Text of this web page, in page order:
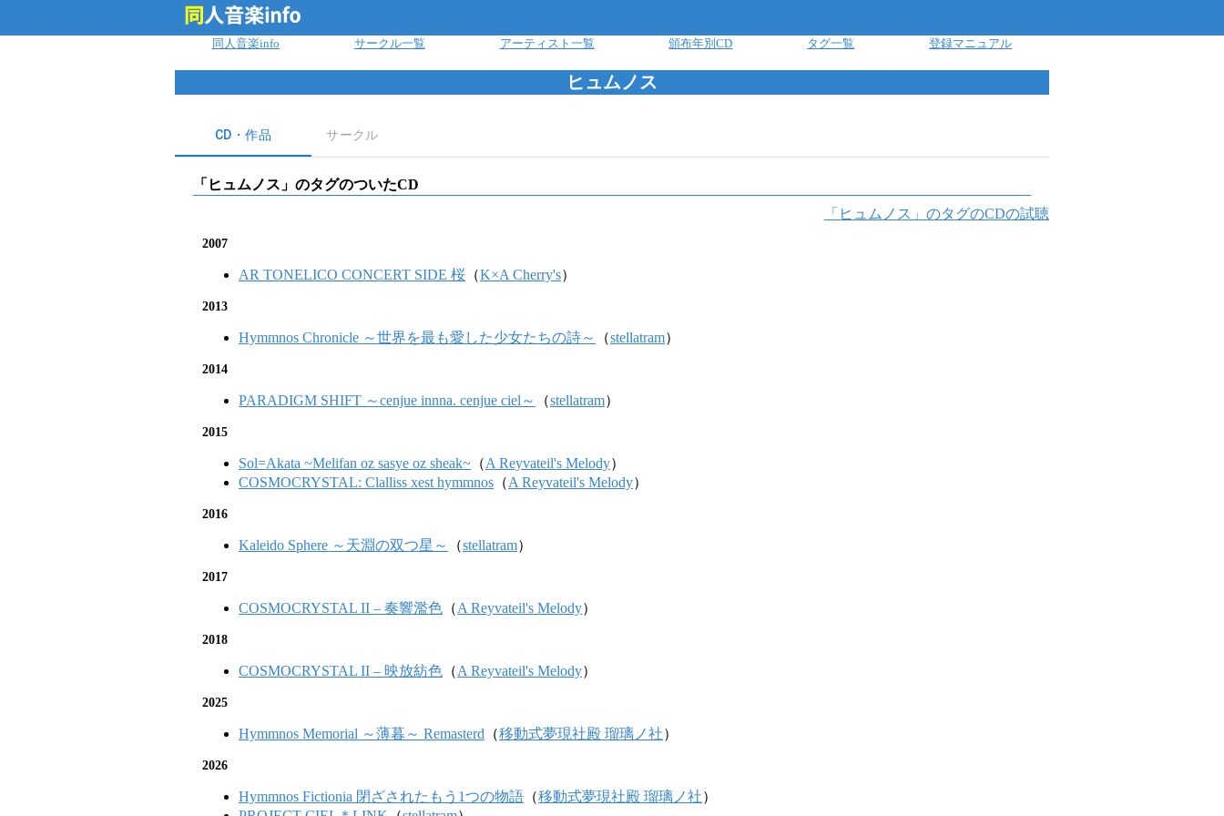
同人音楽info サークル一覧 アーティスト一覧 頒布年別CD タグ一覧 登録マニュアル
ヒュムノス
CD・作品 サークル
「 ヒュムノス 」のタグのついたCD
「 ヒュムノス 」のタグのCDの試聴
2007
AR TONELICO CONCERT SIDE 桜 （K×A Cherry's）
2013
Hymmnos Chronicle ～世界を最も愛した少女たちの詩～ （stellatram）
2014
PARADIGM SHIFT ～cenjue innna. cenjue ciel～ （stellatram）
2015
Sol=Akata ~Melifan oz sasye oz sheak~ （A Reyvateil's Melody）
COSMOCRYSTAL: Clalliss xest hymmnos （A Reyvateil's Melody）
2016
Kaleido Sphere ～天淵の双つ星～ （stellatram）
2017
COSMOCRYSTAL II – 奏響濫色 （A Reyvateil's Melody）
2018
COSMOCRYSTAL II – 映放紡色 （A Reyvateil's Melody）
2025
Hymmnos Memorial ～薄暮～ Remasterd （移動式夢現社殿 瑠璃ノ社）
2026
Hymmnos Fictionia 閉ざされたもう1つの物語 （移動式夢現社殿 瑠璃ノ社）